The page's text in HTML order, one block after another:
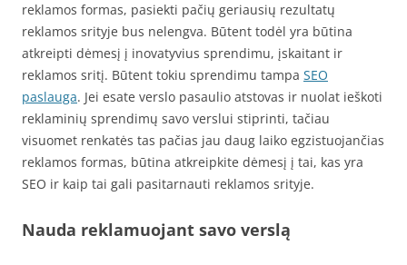
reklamos formas, pasiekti pačių geriausių rezultatų
reklamos srityje bus nelengva. Būtent todėl yra būtina
atkreipti dėmesį į inovatyvius sprendimu, įskaitant ir
reklamos sritį. Būtent tokiu sprendimu tampa SEO
paslauga. Jei esate verslo pasaulio atstovas ir nuolat ieškoti
reklaminių sprendimų savo verslui stiprinti, tačiau
visuomet renkatės tas pačias jau daug laiko egzistuojančias
reklamos formas, būtina atkreipkite dėmesį į tai, kas yra
SEO ir kaip tai gali pasitarnauti reklamos srityje.
Nauda reklamuojant savo verslą